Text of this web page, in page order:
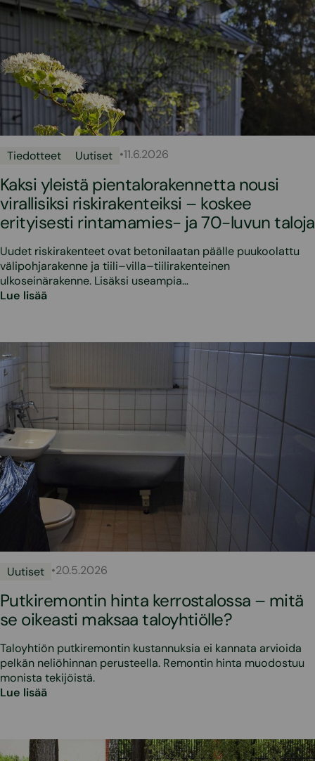
Tiedotteet Uutiset •11.6.2026
Kaksi yleistä pientalorakennetta nousi
virallisiksi riskirakenteiksi – koskee
erityisesti rintamamies- ja 70-luvun taloja
Uudet riskirakenteet ovat betonilaatan päälle puukoolattu
välipohjarakenne ja tiili–villa–tiilirakenteinen
ulkoseinärakenne. Lisäksi useampia…
Lue lisää
Uutiset •20.5.2026
Putkiremontin hinta kerrostalossa – mitä
se oikeasti maksaa taloyhtiölle?
Taloyhtiön putkiremontin kustannuksia ei kannata arvioida
pelkän neliöhinnan perusteella. Remontin hinta muodostuu
monista tekijöistä.
Lue lisää